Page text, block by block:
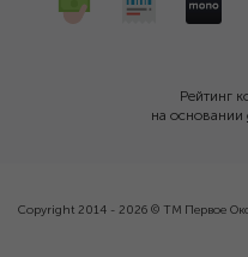
Рейтинг
на основании
Copyright 2014 - 2026 © ТМ Первое